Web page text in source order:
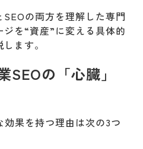
頻度
を後押しする理由
・ファイル名）が施
右する
け方（絶対ルール）
の両方を理解した専門
を“資産”に変える具体的
ます。
SEOの「心臓」
果を持つ理由は次の3つ